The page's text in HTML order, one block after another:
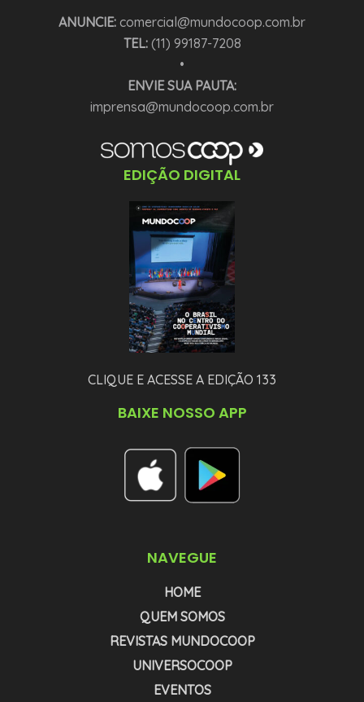
ANUNCIE: comercial@mundocoop.com.br
TEL:(11) 99187-7208
•
ENVIE SUA PAUTA:
imprensa@mundocoop.com.br
EDIÇÃO DIGITAL
CLIQUE E ACESSE A EDIÇÃO 133
BAIXE NOSSO APP
NAVEGUE
HOME
QUEM SOMOS
REVISTAS MUNDOCOOP
UNIVERSOCOOP
EVENTOS